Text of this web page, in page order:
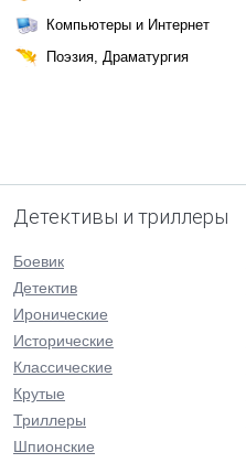
Компьютеры и Интернет
Поэзия, Драматургия
Детективы и триллеры
Боевик
Детектив
Иронические
Исторические
Классические
Крутые
Триллеры
Шпионские